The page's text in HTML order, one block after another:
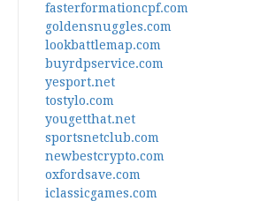
fasterformationcpf.com
goldensnuggles.com
lookbattlemap.com
buyrdpservice.com
yesport.net
tostylo.com
yougetthat.net
sportsnetclub.com
newbestcrypto.com
oxfordsave.com
iclassicgames.com